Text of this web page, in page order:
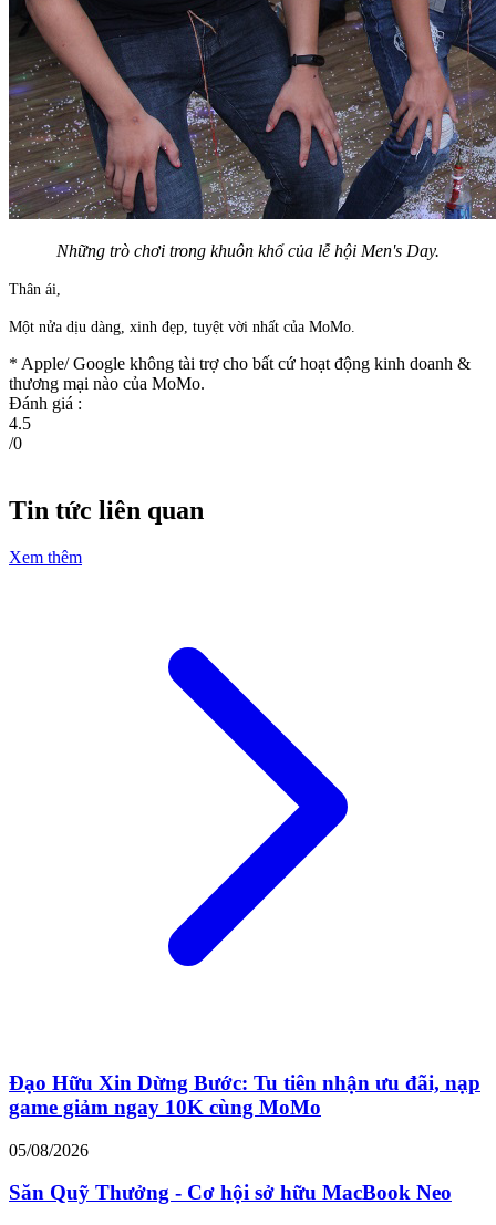
Những trò chơi trong khuôn khổ của lễ hội Men's Day.
Thân ái,
Một nửa dịu dàng, xinh đẹp, tuyệt vời nhất của MoMo.
* Apple/ Google không tài trợ cho bất cứ hoạt động kinh doanh &
thương mại nào của MoMo.
Đánh giá :
4.5
/0
Tin tức liên quan
Xem thêm
Đạo Hữu Xin Dừng Bước: Tu tiên nhận ưu đãi, nạp
game giảm ngay 10K cùng MoMo
05/08/2026
Săn Quỹ Thưởng - Cơ hội sở hữu MacBook Neo